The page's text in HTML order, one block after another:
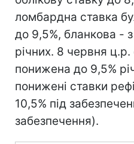
ломбардна ставка
до 9,5%, бланкова - з
річних. 8 червня ц.р.
понижена до 9,5%
понижені ставки
10,5% під
забезпечення).